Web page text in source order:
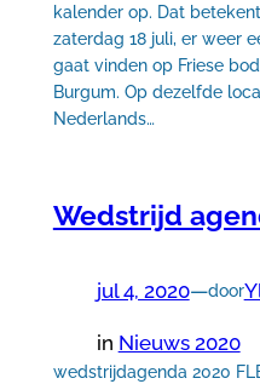
kalender op. Dat
zaterdag 18 juli, er weer
gaat vinden op Friese
Burgum. Op dezelfde
Nederlands…
Wedstrijd
jul 4, 2020—door
in Nieuws 2020
wedstrijdagenda 2020